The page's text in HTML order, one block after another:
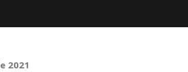
2021